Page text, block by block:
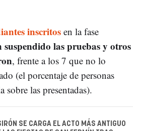
inscritos en la fase
suspendido las pruebas y otros
, frente a los 7 que no lo
(el porcentaje de personas
sobre las presentadas).
SE CARGA EL ACTO MÁS ANTIGUO